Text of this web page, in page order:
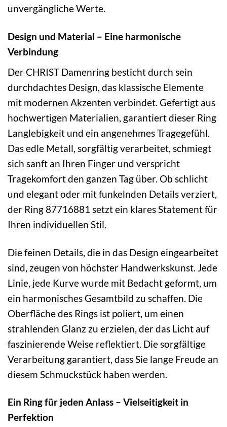
unvergängliche Werte.
Design und Material – Eine harmonische
Verbindung
Der CHRIST Damenring besticht durch sein
durchdachtes Design, das klassische Elemente
mit modernen Akzenten verbindet. Gefertigt aus
hochwertigen Materialien, garantiert dieser Ring
Langlebigkeit und ein angenehmes Tragegefühl.
Das edle Metall, sorgfältig verarbeitet, schmiegt
sich sanft an Ihren Finger und verspricht
Tragekomfort den ganzen Tag über. Ob schlicht
und elegant oder mit funkelnden Details verziert,
der Ring 87716881 setzt ein klares Statement für
Ihren individuellen Stil.
Die feinen Details, die in das Design eingearbeitet
sind, zeugen von höchster Handwerkskunst. Jede
Linie, jede Kurve wurde mit Bedacht geformt, um
ein harmonisches Gesamtbild zu schaffen. Die
Oberfläche des Rings ist poliert, um einen
strahlenden Glanz zu erzielen, der das Licht auf
faszinierende Weise reflektiert. Die sorgfältige
Verarbeitung garantiert, dass Sie lange Freude an
diesem Schmuckstück haben werden.
Ein Ring für jeden Anlass – Vielseitigkeit in
Perfektion